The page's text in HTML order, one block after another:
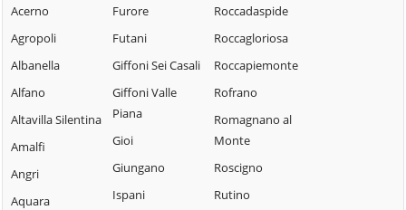
Acerno
Agropoli
Albanella
Alfano
Altavilla Silentina
Amalfi
Angri
Aquara
Furore
Futani
Giffoni Sei Casali
Giffoni Valle
Piana
Gioi
Giungano
Ispani
Roccadaspide
Roccagloriosa
Roccapiemonte
Rofrano
Romagnano al
Monte
Roscigno
Rutino